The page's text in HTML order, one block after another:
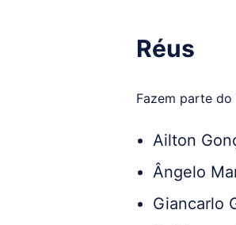
Réus
Fazem parte do
Ailton
Ângelo
Giancarlo